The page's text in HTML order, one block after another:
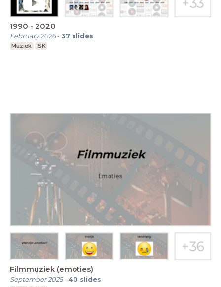
1990 - 2020
February 2026-37 slides
Muziek ISK
Filmmuziek (emoties)
September 2025- 40 slides